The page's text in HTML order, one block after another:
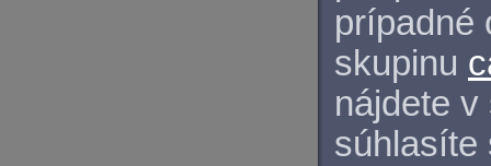
prípadné
skupinu
nájdete